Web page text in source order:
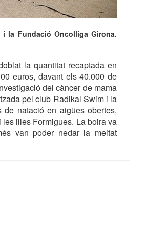
la Fundació Oncolliga Girona.
la quantitat recaptada en
euros, davant els 40.000 de
del càncer de mama
pel club Radikal Swim i la
natació en aigües obertes,
illes Formigues. La boira va
van poder nedar la meitat